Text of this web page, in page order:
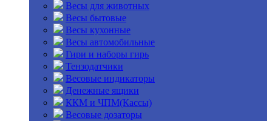
Весы для животных
Весы бытовые
Весы кухонные
Весы автомобильные
Гири и наборы гирь
Тензодатчики
Весовые индикаторы
Денежные ящики
ККМ и ЧПМ(Кассы)
Весовые дозаторы